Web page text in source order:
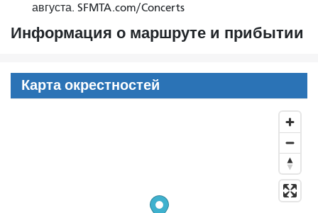
августа. SFMTA.com/Concerts
Информация о маршруте и прибытии
Карта окрестностей